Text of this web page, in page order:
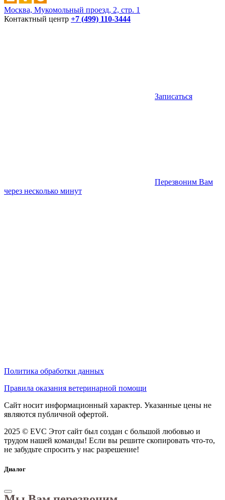
Москва, Мукомольный проезд, 2, стр. 1
Контактный центр +7 (499) 110-3444
Записаться
Перезвоним Вам
через несколько минут
Политика обработки данных
Правила оказания ветеринарной помощи
Сайт носит информационный характер. Указанные цены не
являются публичной офертой.
2025 © EVC Этот сайт был создан с большой любовью и
трудом нашей команды! Если вы решите скопировать что-то,
не забудьте спросить у нас разрешение!
Диалог